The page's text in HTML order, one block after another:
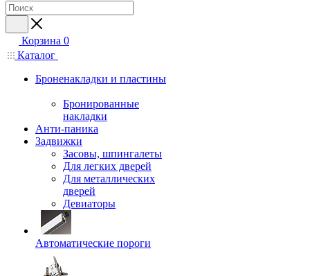
Корзина 0
Каталог
Броненакладки и пластины
Бронированные
накладки
Анти-паника
Задвижки
Засовы, шпингалеты
Для легких дверей
Для металлических
дверей
Девиаторы
Автоматические пороги